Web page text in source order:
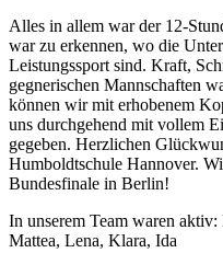
Alles in allem war der 12-
war zu erkennen, wo die
Leistungssport sind. Kraft,
gegnerischen Mannschaften
können wir mit erhobenem
uns durchgehend mit vollem
gegeben. Herzlichen
Humboldtschule Hannover.
Bundesfinale in Berlin!
In unserem Team waren
Mattea, Lena, Klara, Ida